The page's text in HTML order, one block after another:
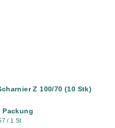
Z 100/70 (10 Stk)
Packung
/ 1 St